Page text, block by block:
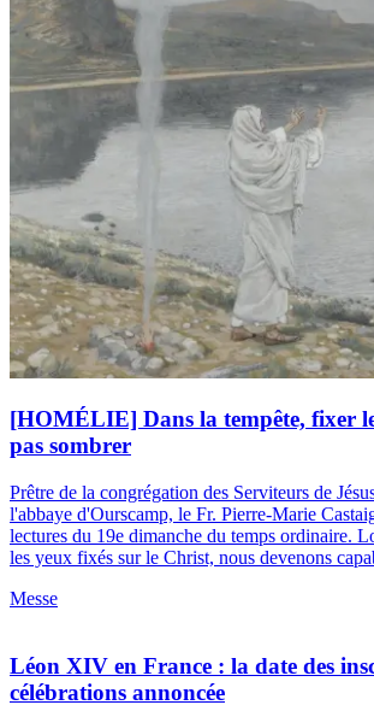
[HOMÉLIE] Dans la tempête, fixer
pas sombrer
Prêtre de la congrégation des Serviteurs de
l'abbaye d'Ourscamp, le Fr. Pierre-Marie
lectures du 19e dimanche du temps ordinaire.
les yeux fixés sur le Christ, nous devenons
Messe
Léon XIV en France : la date des
célébrations annoncée